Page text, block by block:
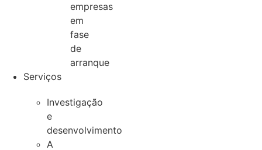
empresas
em
fase
de
arranque
Serviços
Investigação
e
desenvolvimento
A